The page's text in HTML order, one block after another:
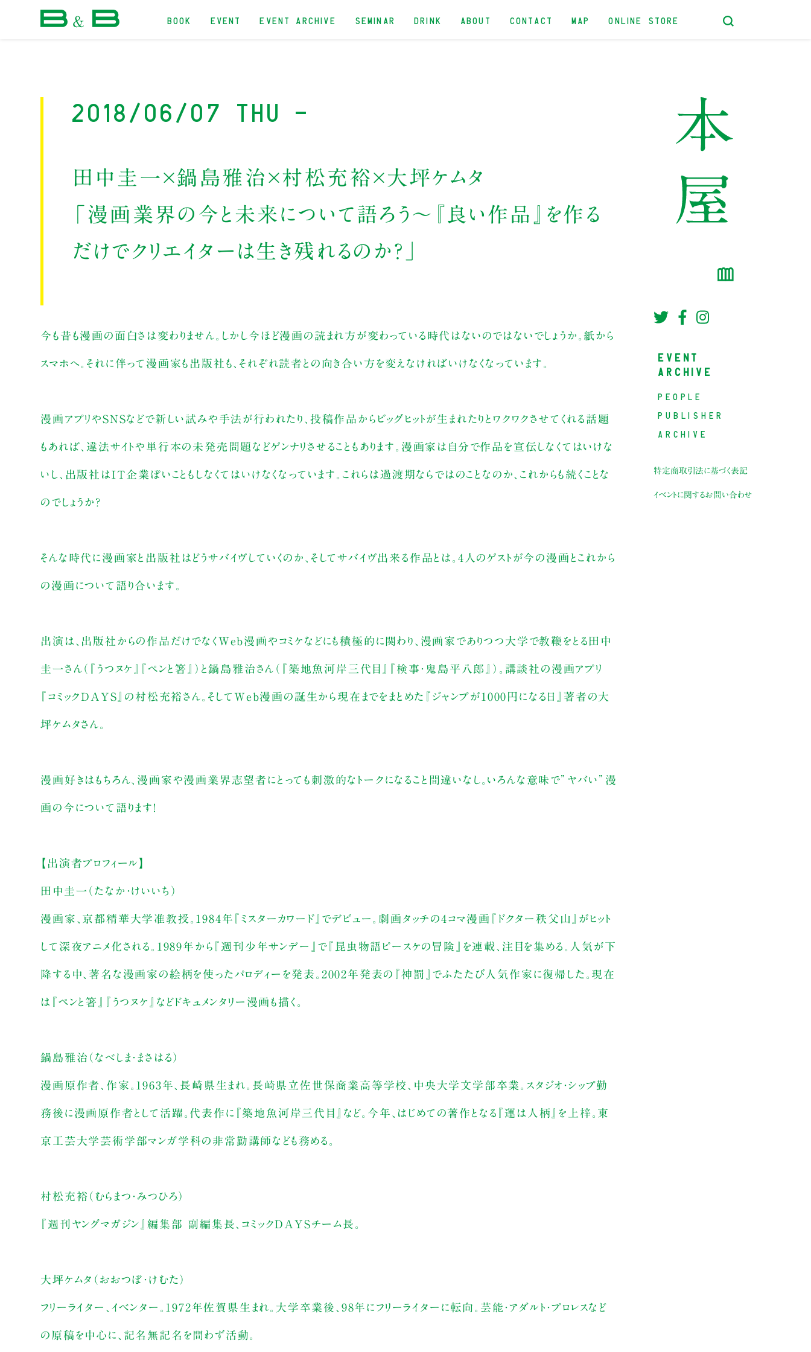
BOOK EVENT EVENT ARCHIVE SEMINAR DRINK ABOUT CONTACT MAP ONLINE STORE
2018/06/07 Thu -
田中圭一×鍋島雅治×村松充裕×大坪ケムタ
「漫画業界の今と未来について語ろう～『良い作品』を作る
だけでクリエイターは生き残れるのか？」
今も昔も漫画の面白さは変わりません。しかし今ほど漫画の読まれ方が変わっている時代はないのではないでしょうか。紙から
スマホへ。それに伴って漫画家も出版社も、それぞれ読者との向き合い方を変えなければいけなくなっています。
漫画アプリやSNSなどで新しい試みや手法が行われたり、投稿作品からビッグヒットが生まれたりとワクワクさせてくれる話題
もあれば、違法サイトや単行本の未発売問題などゲンナリさせることもあります。漫画家は自分で作品を宣伝しなくてはいけな
いし、出版社はIT企業ぽいこともしなくてはいけなくなっています。これらは過渡期ならではのことなのか、これからも続くことな
のでしょうか？
そんな時代に漫画家と出版社はどうサバイヴしていくのか、そしてサバイヴ出来る作品とは。4人のゲストが今の漫画とこれから
の漫画について語り合います。
出演は、出版社からの作品だけでなくWeb漫画やコミケなどにも積極的に関わり、漫画家でありつつ大学で教鞭をとる田中
圭一さん（『うつヌケ』『ペンと箸』）と鍋島雅治さん（『築地魚河岸三代目』『検事・鬼島平八郎』）。講談社の漫画アプリ
『コミックDAYS』の村松充裕さん。そしてWeb漫画の誕生から現在までをまとめた『ジャンプが1000円になる日』著者の大
坪ケムタさん。
漫画好きはもちろん、漫画家や漫画業界志望者にとっても刺激的なトークになること間違いなし。いろんな意味で”ヤバい”漫
画の今について語ります！
【出演者プロフィール】
田中圭一（たなか・けいいち）
漫画家、京都精華大学准教授。1984年『ミスターカワード』でデビュー。劇画タッチの4コマ漫画『ドクター秩父山』がヒット
して深夜アニメ化される。1989年から『週刊少年サンデー』で『昆虫物語ピースケの冒険』を連載、注目を集める。人気が下
降する中、著名な漫画家の絵柄を使ったパロディーを発表。2002年発表の『神罰』でふたたび人気作家に復帰した。現在
は『ペンと箸』『うつヌケ』などドキュメンタリー漫画も描く。
鍋島雅治（なべしま・まさはる）
漫画原作者、作家。1963年、長崎県生まれ。長崎県立佐世保商業高等学校、中央大学文学部卒業。スタジオ・シップ勤
務後に漫画原作者として活躍。代表作に『築地魚河岸三代目』など。今年、はじめての著作となる『運は人柄』を上梓。東
京工芸大学芸術学部マンガ学科の非常勤講師なども務める。
村松充裕（むらまつ・みつひろ）
『週刊ヤングマガジン』編集部 副編集長、コミックDAYSチーム長。
大坪ケムタ（おおつぼ・けむた）
フリーライター、イベンター。1972年佐賀県生まれ。大学卒業後、98年にフリーライターに転向。芸能・アダルト・プロレスなど
の原稿を中心に、記名無記名を問わず活動。
EVENT
ARCHIVE
PEOPLE
PUBLISHER
ARCHIVE
特定商取引法に基づく表記
イベントに関するお問い合わせ